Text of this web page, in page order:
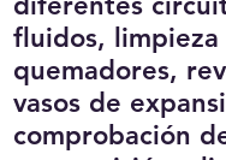
fluidos, limpieza
quemadores,
vasos de
comprobación